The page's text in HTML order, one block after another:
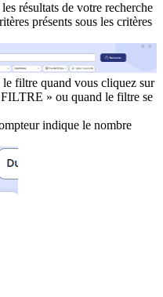
résultats de votre recherche
présents sous les critères
le filtre quand vous cliquez sur
» ou quand le filtre se
indique le nombre